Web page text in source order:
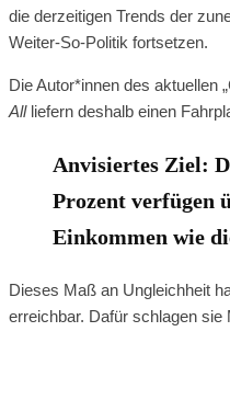
die derzeitigen Trends der
Weiter-So-Politik fortsetzen.
Die Autor*innen des aktuellen
All liefern deshalb einen
Anvisiertes Ziel:
Prozent verfügen
Einkommen wie
Dieses Maß an Ungleichheit
erreichbar. Dafür schlagen sie